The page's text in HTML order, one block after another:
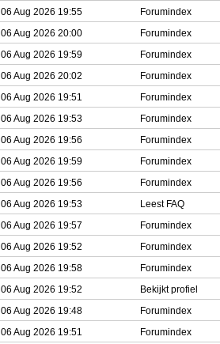
06 Aug 2026 19:55
Forumindex
06 Aug 2026 20:00
Forumindex
06 Aug 2026 19:59
Forumindex
06 Aug 2026 20:02
Forumindex
06 Aug 2026 19:51
Forumindex
06 Aug 2026 19:53
Forumindex
06 Aug 2026 19:56
Forumindex
06 Aug 2026 19:59
Forumindex
06 Aug 2026 19:56
Forumindex
06 Aug 2026 19:53
Leest FAQ
06 Aug 2026 19:57
Forumindex
06 Aug 2026 19:52
Forumindex
06 Aug 2026 19:58
Forumindex
06 Aug 2026 19:52
Bekijkt profiel
06 Aug 2026 19:48
Forumindex
06 Aug 2026 19:51
Forumindex